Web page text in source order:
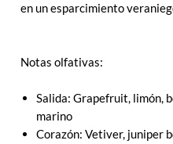
en un esparcimiento
Notas olfativas:
Salida: Grapefruit, limón,
marino
Corazón: Vetiver, juniper